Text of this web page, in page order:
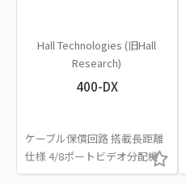
Hall Technologies (旧Hall
Research)
400-DX
ケーブル保償回路 搭載長距離
仕様 4/8ポートビデオ分配機